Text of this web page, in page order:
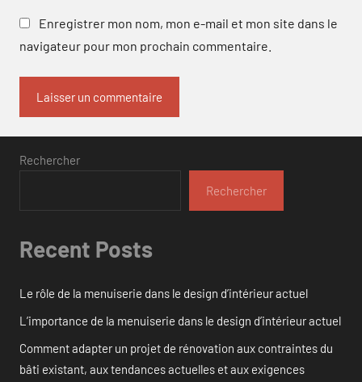
Enregistrer mon nom, mon e-mail et mon site dans le
navigateur pour mon prochain commentaire.
Rechercher
Rechercher
Recent Posts
Le rôle de la menuiserie dans le design d’intérieur actuel
L’importance de la menuiserie dans le design d’intérieur actuel
Comment adapter un projet de rénovation aux contraintes du
bâti existant, aux tendances actuelles et aux exigences